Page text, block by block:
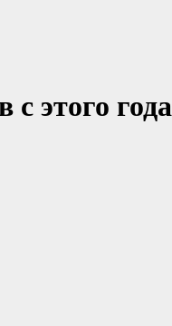
этого года